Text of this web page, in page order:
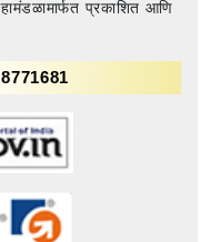
प्रकाशित आणि